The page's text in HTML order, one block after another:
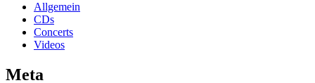
Allgemein
CDs
Concerts
Videos
Meta